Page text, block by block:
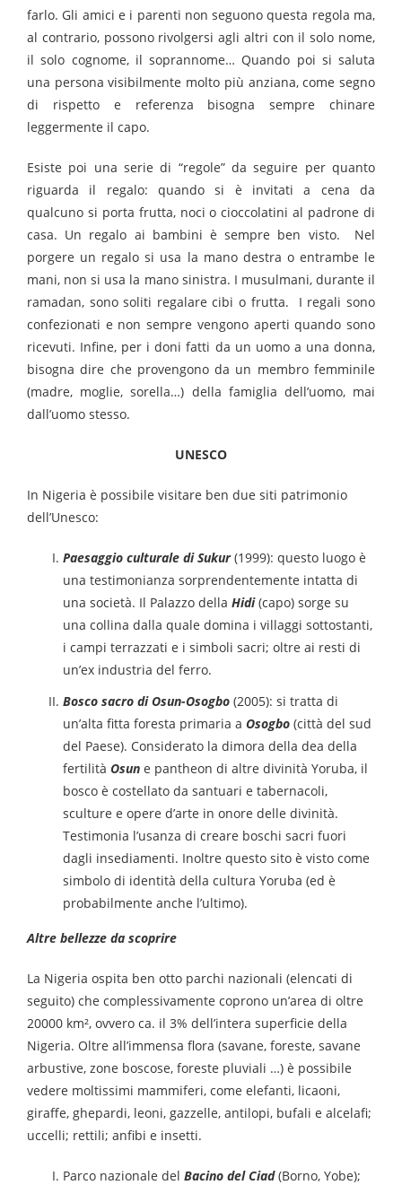
farlo. Gli amici e i parenti non seguono questa regola ma,
al contrario, possono rivolgersi agli altri con il solo nome,
il solo cognome, il soprannome… Quando poi si saluta
una persona visibilmente molto più anziana, come segno
di rispetto e referenza bisogna sempre chinare
leggermente il capo.
Esiste poi una serie di “regole” da seguire per quanto
riguarda il regalo: quando si è invitati a cena da
qualcuno si porta frutta, noci o cioccolatini al padrone di
casa. Un regalo ai bambini è sempre ben visto. Nel
porgere un regalo si usa la mano destra o entrambe le
mani, non si usa la mano sinistra. I musulmani, durante il
ramadan, sono soliti regalare cibi o frutta. I regali sono
confezionati e non sempre vengono aperti quando sono
ricevuti. Infine, per i doni fatti da un uomo a una donna,
bisogna dire che provengono da un membro femminile
(madre, moglie, sorella…) della famiglia dell’uomo, mai
dall’uomo stesso.
UNESCO
In Nigeria è possibile visitare ben due siti patrimonio
dell’Unesco:
Paesaggio culturale di Sukur(1999): questo luogo è
una testimonianza sorprendentemente intatta di
una società. Il Palazzo della Hidi(capo) sorge su
una collina dalla quale domina i villaggi sottostanti,
i campi terrazzati e i simboli sacri; oltre ai resti di
un’ex industria del ferro.
Bosco sacro di Osun-Osogbo (2005): si tratta di
un’alta fitta foresta primaria a Osogbo (città del sud
del Paese). Considerato la dimora della dea della
fertilità Osun e pantheon di altre divinità Yoruba, il
bosco è costellato da santuari e tabernacoli,
sculture e opere d’arte in onore delle divinità.
Testimonia l’usanza di creare boschi sacri fuori
dagli insediamenti. Inoltre questo sito è visto come
simbolo di identità della cultura Yoruba (ed è
probabilmente anche l’ultimo).
Altre bellezze da scoprire
La Nigeria ospita ben otto parchi nazionali (elencati di
seguito) che complessivamente coprono un’area di oltre
20000 km², ovvero ca. il 3% dell’intera superficie della
Nigeria. Oltre all’immensa flora (savane, foreste, savane
arbustive, zone boscose, foreste pluviali …) è possibile
vedere moltissimi mammiferi, come elefanti, licaoni,
giraffe, ghepardi, leoni, gazzelle, antilopi, bufali e alcelafi;
uccelli; rettili; anfibi e insetti.
Parco nazionale del Bacino del Ciad(Borno, Yobe);